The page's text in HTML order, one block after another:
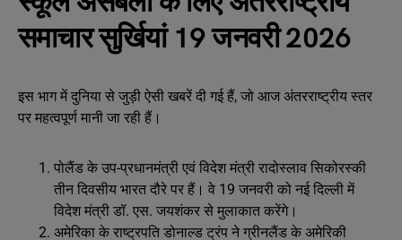
समाचार सुर्खियां 19 जनवरी 2026
इस भाग में दुनिया से जुड़ी ऐसी खबरें दी गई हैं, जो आज अंतरराष्ट्रीय स्तर
पर महत्वपूर्ण मानी जा रही हैं।
पोलैंड के उप-प्रधानमंत्री एवं विदेश मंत्री रादोस्लाव सिकोरस्की
तीन दिवसीय भारत दौरे पर हैं। वे 19 जनवरी को नई दिल्ली में
विदेश मंत्री डॉ. एस. जयशंकर से मुलाकात करेंगे।
अमेरिका के राष्ट्रपति डोनाल्ड ट्रंप ने ग्रीनलैंड के अमेरिकी